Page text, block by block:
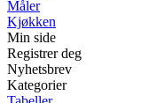
Måler
Kjøkken
Min side
Registrer deg
Nyhetsbrev
Kategorier